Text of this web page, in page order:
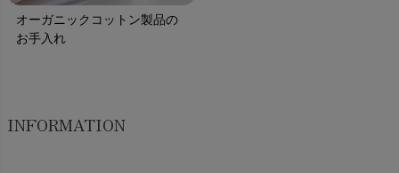
オーガニックコットン製品の
お手入れ
INFORMATION